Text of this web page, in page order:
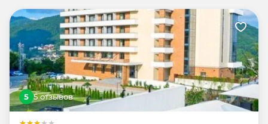
5 5отзывов